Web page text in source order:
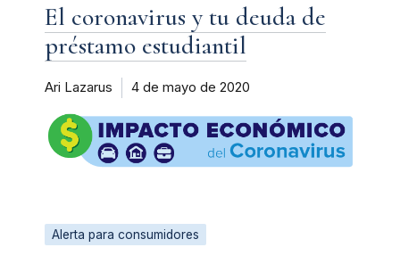
El coronavirus y tu deuda de
préstamo estudiantil
Ari Lazarus 4 de mayo de 2020
Alerta para consumidores